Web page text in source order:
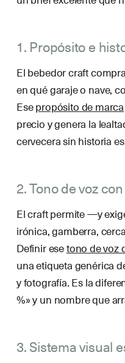
1. Propósito e
El bebedor craft
en qué garaje o nave,
Esepropósito de marca
precio y genera la
cervecera sin historia
2. Tono de voz
El craft permite —y
irónica, gamberra,
Definir esetono de voz
una etiqueta genérica
y fotografía. Es la
%» y un nombre que
3. Sistema visual